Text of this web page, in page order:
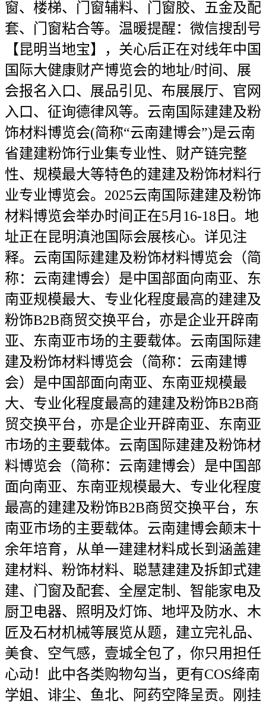
窗、楼梯、门窗辅料、门窗胶、五金及配
套、门窗粘合等。温暖提醒：微信搜刮号
【昆明当地宝】，关心后正在对线年中国
国际大健康财产博览会的地址/时间、展
会报名入口、展品引见、布展展厅、官网
入口、征询德律风等。云南国际建建及粉
饰材料博览会(简称“云南建博会”)是云南
省建建粉饰行业集专业性、财产链完整
性、规模最大等特色的建建及粉饰材料行
业专业博览会。2025云南国际建建及粉饰
材料博览会举办时间正在5月16-18日。地
址正在昆明滇池国际会展核心。详见注
释。云南国际建建及粉饰材料博览会（简
称：云南建博会）是中国部面向南亚、东
南亚规模最大、专业化程度最高的建建及
粉饰B2B商贸交换平台，亦是企业开辟南
亚、东南亚市场的主要载体。云南国际建
建及粉饰材料博览会（简称：云南建博
会）是中国部面向南亚、东南亚规模最
大、专业化程度最高的建建及粉饰B2B商
贸交换平台，亦是企业开辟南亚、东南亚
市场的主要载体。云南国际建建及粉饰材
料博览会（简称：云南建博会）是中国部
面向南亚、东南亚规模最大、专业化程度
最高的建建及粉饰B2B商贸交换平台，东
南亚市场的主要载体。云南建博会颠末十
余年培育，从单一建建材料成长到涵盖建
建材料、粉饰材料、聪慧建建及拆卸式建
建、门窗及配套、全屋定制、智能家电及
厨卫电器、照明及灯饰、地坪及防水、木
匠及石材机械等展览从题，建立完礼品、
美食、空气感，壹城全包了，你只用担任
心动！此中各类购物勾当，更有COS绛南
学姐、诽尘、鱼北、阿药空降呈贡。刚挂